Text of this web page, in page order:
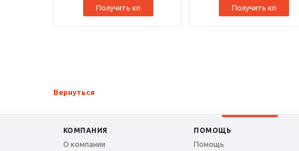
Получить кп Получить кп
Вернуться
КОМПАНИЯ ПОМОЩЬ
О компании Помощь